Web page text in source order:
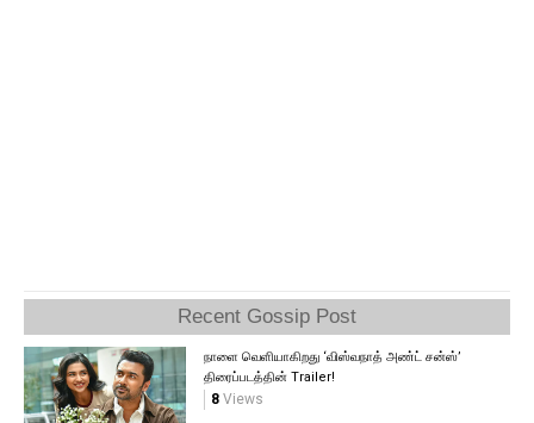
Recent Gossip Post
நாளை வெளியாகிறது ‘விஸ்வநாத் அண்ட் சன்ஸ்’
திரைப்படத்தின் Trailer!
8Views